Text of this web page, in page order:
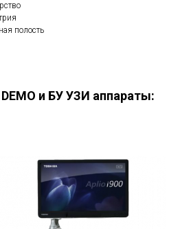
полость
и БУ УЗИ аппараты: